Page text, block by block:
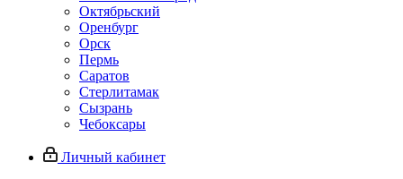
Октябрьский
Оренбург
Орск
Пермь
Саратов
Стерлитамак
Сызрань
Чебоксары
Личный кабинет